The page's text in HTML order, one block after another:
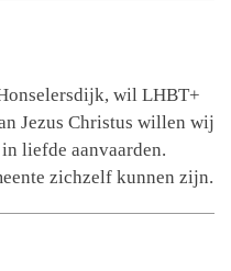
wil LHBT+
Jezus Christus willen wij
liefde aanvaarden.
zichzelf kunnen zijn.